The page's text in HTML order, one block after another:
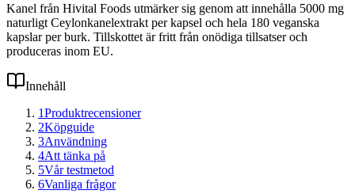
Kanel från Hivital Foods utmärker sig genom att innehålla 5000 mg
naturligt Ceylonkanelextrakt per kapsel och hela 180 veganska
kapslar per burk. Tillskottet är fritt från onödiga tillsatser och
produceras inom EU.
Innehåll
1Produktrecensioner
2Köpguide
3Användning
4Att tänka på
5Vår testmetod
6Vanliga frågor